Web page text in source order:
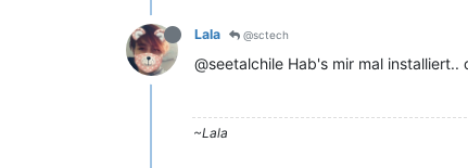
Lala @sctech
@seetalchile Hab's mir mal
~Lala